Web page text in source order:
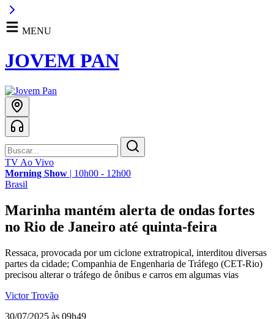
MENU
JOVEM PAN
TV Ao Vivo
Morning Show | 10h00 - 12h00
Brasil
Marinha mantém alerta de ondas fortes
no Rio de Janeiro até quinta-feira
Ressaca, provocada por um ciclone extratropical, interditou diversas
partes da cidade; Companhia de Engenharia de Tráfego (CET-Rio)
precisou alterar o tráfego de ônibus e carros em algumas vias
Victor Trovão
30/07/2025 às 09h49